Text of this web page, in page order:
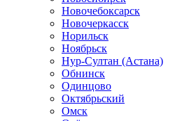
Новочебоксарск
Новочеркасск
Норильск
Ноябрьск
Нур-Султан (Астана)
Обнинск
Одинцово
Октябрьский
Омск